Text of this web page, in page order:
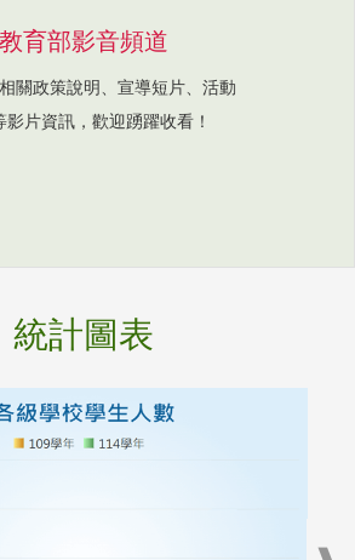
教育部影音頻道
關政策說明、宣導短片、活動
影片資訊，歡迎踴躍收看！
統計圖表